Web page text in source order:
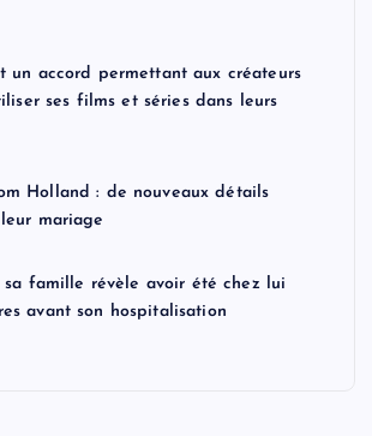
un accord permettant aux créateurs
ses films et séries dans leurs
Holland : de nouveaux détails
mariage
sa famille révèle avoir été chez lui
avant son hospitalisation